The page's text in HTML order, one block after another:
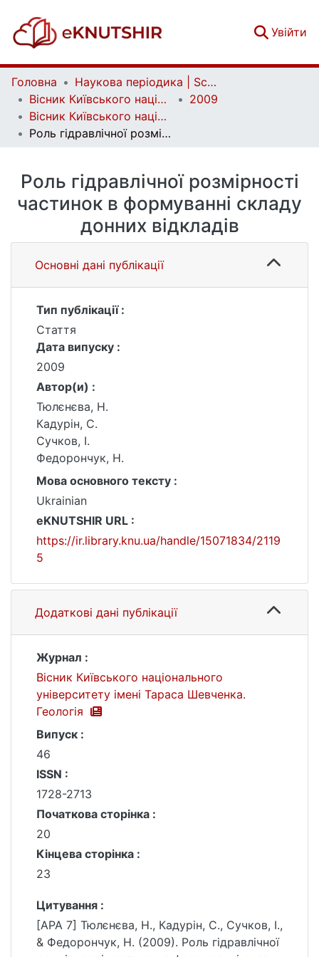
Увійти
Головна
Наукова періодика | Scientific periodicals
Вісник Київського національного університету імені Тараса Шевченка. Геологія | Visnyk of Taras Shevchenko National University of Kyiv. Geology
2009
Вісник Київського національного університету імені Тараса Шевченка. Геологія. Вип. 46
Роль гідравлічної розмірності частинок в формуванні складу донних відкладів
Роль гідравлічної розмірності
частинок в формуванні складу
донних відкладів
Основні дані публікації
Тип публікації :
Стаття
Дата випуску :
2009
Автор(и) :
Тюлєнєва, Н.
Кадурін, С.
Сучков, І.
Федорончук, Н.
Мова основного тексту :
Ukrainian
eKNUTSHIR URL :
https://ir.library.knu.ua/handle/15071834/2119
5
Додаткові дані публікації
Журнал :
Вісник Київського національного
університету імені Тараса Шевченка.
Геологія
Випуск :
46
ISSN :
1728-2713
Початкова сторінка :
20
Кінцева сторінка :
23
Цитування :
[APA 7] Тюлєнєва, Н., Кадурін, С., Сучков, І.,
& Федорончук, Н. (2009). Роль гідравлічної